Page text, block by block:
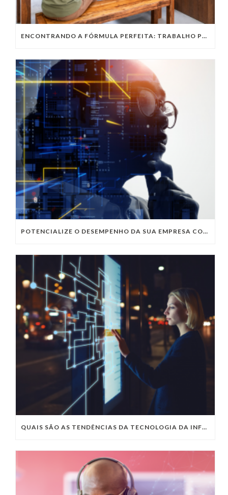
ENCONTRANDO A FÓRMULA PERFEITA: TRABALHO PRESENCIAL, HOME OFFICE OU TRABALHO HÍBRIDO?
POTENCIALIZE O DESEMPENHO DA SUA EMPRESA COM OS SERVIÇOS DE TI DA VIVO VITA
QUAIS SÃO AS TENDÊNCIAS DA TECNOLOGIA DA INFORMAÇÃO PARA 2023?